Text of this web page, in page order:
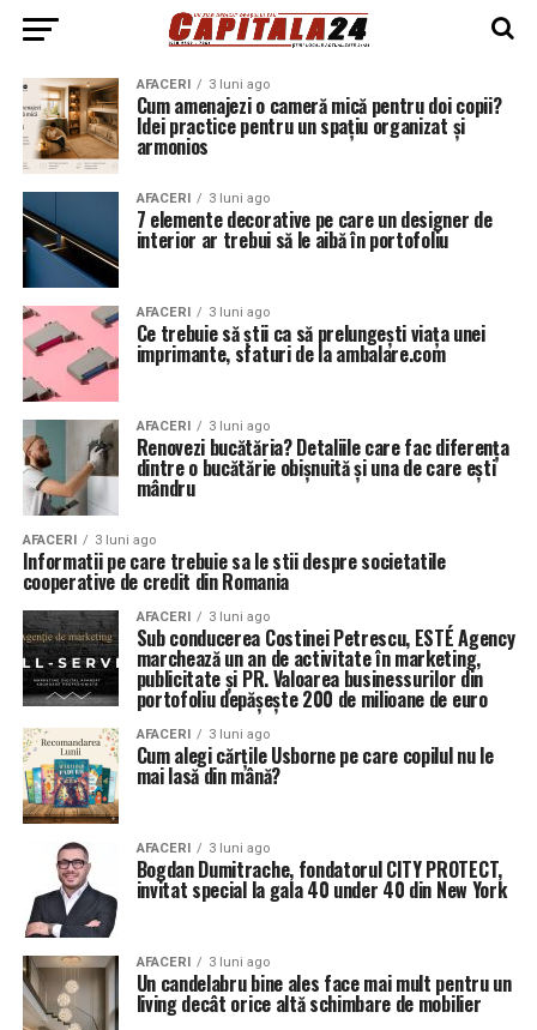
AFACERI 3 luni ago
Cum amenajezi o cameră mică pentru doi copii?
Idei practice pentru un spațiu organizat și
armonios
AFACERI 3 luni ago
7 elemente decorative pe care un designer de
interior ar trebui să le aibă în portofoliu
AFACERI 3 luni ago
Ce trebuie să știi ca să prelungești viața unei
imprimante, sfaturi de la ambalare.com
AFACERI 3 luni ago
Renovezi bucătăria? Detaliile care fac diferența
dintre o bucătărie obișnuită și una de care ești
mândru
AFACERI 3 luni ago
Informatii pe care trebuie sa le stii despre societatile
cooperative de credit din Romania
AFACERI 3 luni ago
Sub conducerea Costinei Petrescu, ESTÉ Agency
marchează un an de activitate în marketing,
publicitate și PR. Valoarea businessurilor din
portofoliu depășește 200 de milioane de euro
AFACERI 3 luni ago
Cum alegi cărțile Usborne pe care copilul nu le
mai lasă din mână?
AFACERI 3 luni ago
Bogdan Dumitrache, fondatorul CITY PROTECT,
invitat special la gala 40 under 40 din New York
AFACERI 3 luni ago
Un candelabru bine ales face mai mult pentru un
living decât orice altă schimbare de mobilier